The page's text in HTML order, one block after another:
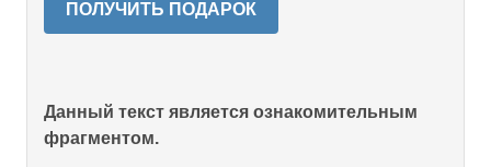
ПОЛУЧИТЬ ПОДАРОК
Данный текст является ознакомительным
фрагментом.